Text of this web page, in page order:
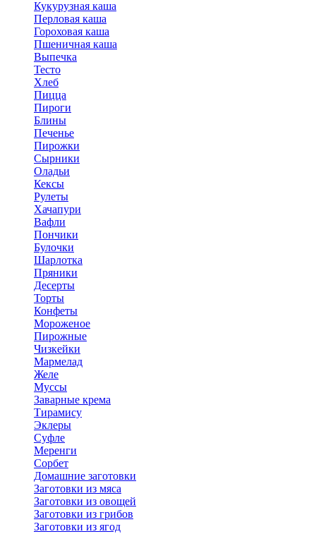
Кукурузная каша
Перловая каша
Гороховая каша
Пшеничная каша
Выпечка
Тесто
Хлеб
Пицца
Пироги
Блины
Печенье
Пирожки
Сырники
Оладьи
Кексы
Рулеты
Хачапури
Вафли
Пончики
Булочки
Шарлотка
Пряники
Десерты
Торты
Конфеты
Мороженое
Пирожные
Чизкейки
Мармелад
Желе
Муссы
Заварные крема
Тирамису
Эклеры
Суфле
Меренги
Сорбет
Домашние заготовки
Заготовки из мяса
Заготовки из овощей
Заготовки из грибов
Заготовки из ягод